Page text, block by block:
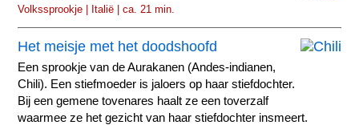
Volkssprookje | Italië | ca. 21 min.
Het meisje met het doodshoofd
Een sprookje van de Aurakanen (Andes-indianen,
Chili). Een stiefmoeder is jaloers op haar stiefdochter.
Bij een gemene tovenares haalt ze een toverzalf
waarmee ze het gezicht van haar stiefdochter insmeert.